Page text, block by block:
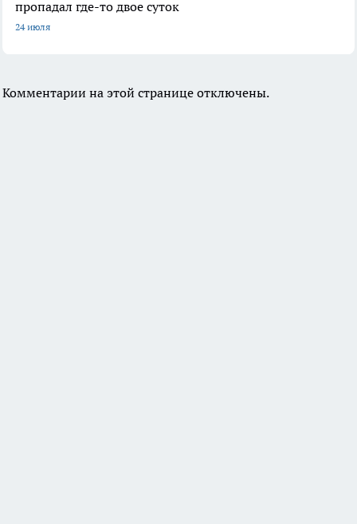
пропадал где-то двое суток
24 июля
Комментарии на этой странице отключены.